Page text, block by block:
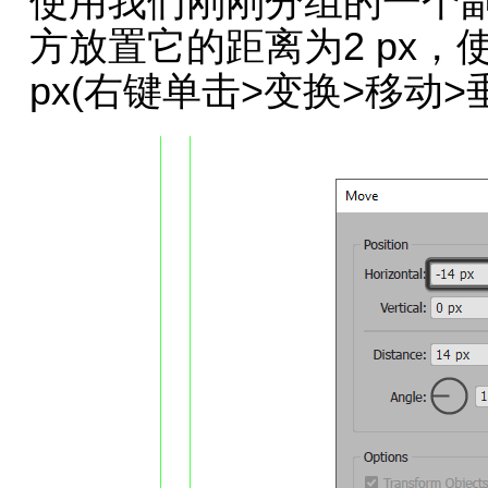
方放置它的距离为2 px，
px(右键单击>变换>移动>